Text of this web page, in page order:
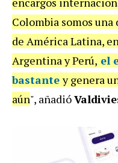
Colombia somos una
de América Latina,
Argentina y Perú, el
bastantey genera
aún", añadió